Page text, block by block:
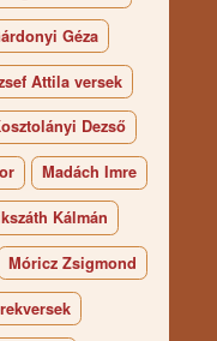
Géza
Attila versek
Dezső
Madách Imre
Kálmán
Móricz Zsigmond